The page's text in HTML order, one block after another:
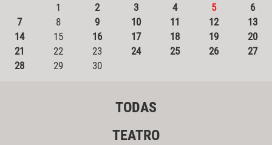
1
2 3 4 5
6
7
8 9 10 11 12
13
14
15 16 17 18 19
20
21
22 23 24 25 26
27
28
29 30
TODAS
TEATRO